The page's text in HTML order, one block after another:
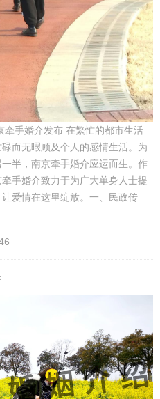
手婚介发布 在繁忙的都市生活
而无暇顾及个人的感情生活。为
半，南京牵手婚介应运而生。作
手婚介致力于为广大单身人士提
爱情在这里绽放。一、民政传